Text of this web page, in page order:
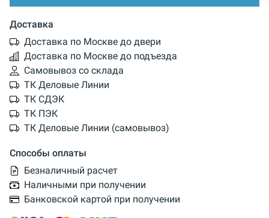
Доставка
Доставка по Москве до двери
Доставка по Москве до подъезда
Самовывоз со склада
ТК Деловые Линии
ТК СДЭК
ТК ПЭК
ТК Деловые Линии (самовывоз)
Способы оплаты
Безналичный расчет
Наличными при получении
Банковской картой при получении